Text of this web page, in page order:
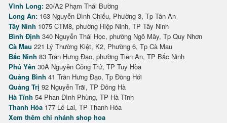
Vĩnh Long: 20/A2 Phạm Thái Bường
Long An: 163 Nguyễn Đình Chiểu, Phường 3, Tp Tân An
Tây Ninh 1075 CTM8, phường Hiệp Ninh, TP Tây Ninh
Bình Định 340 Nguyễn Thái Học, phường Ngô Mây, Tp Quy Nhơn
Cà Mau 221 Lý Thường Kiệt, K2, Phường 6, Tp Cà Mau
Bắc Ninh 83 Trần Hưng Đạo, phường Tiền An, TP Bắc Ninh
Phú Yên 30A Nguyễn Công Trứ, TP Tuy Hòa
Quảng Bình 41 Trần Hưng Đạo, Tp Đồng Hới
Quảng Trị 92 Nguyễn Trãi, TP Đông Hà
Hà Tĩnh 54 Phan Đình Phùng, TP Hà Tĩnh
Thanh Hóa 177 Lê Lai, TP Thanh Hóa
Xem thêm chi nhánh shop hoa